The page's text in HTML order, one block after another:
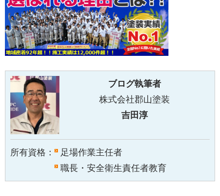
ブログ執筆者
株式会社郡山塗装
吉田淳
所有資格：
足場作業主任者
職長・安全衛生責任者教育